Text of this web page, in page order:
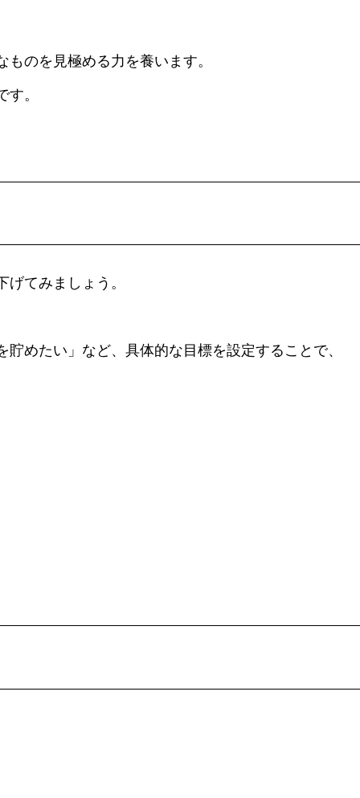
のを見極める力を養います。
す。
てみましょう。
めたい」など、具体的な目標を設定することで、